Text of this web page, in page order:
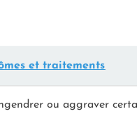
et traitements
ou aggraver